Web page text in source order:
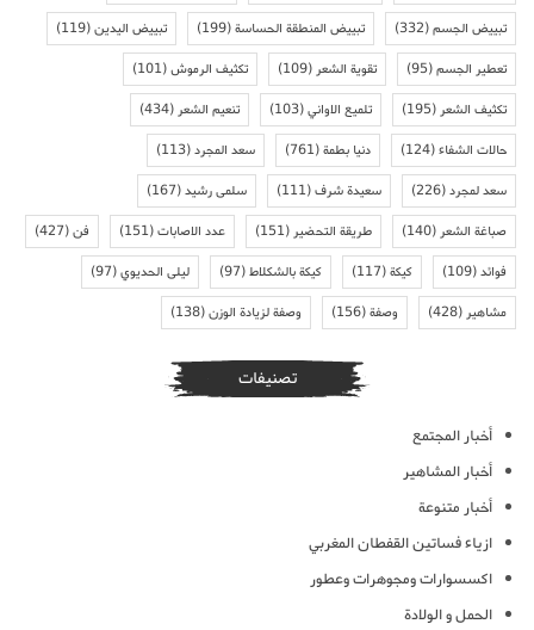
تبييض الجسم(332) تبييض المنطقة الحساسة(199) تبييض اليدين(119)
تعطير الجسم(95) تقوية الشعر(109) تكثيف الرموش(101)
تكثيف الشعر(195) تلميع الاواني(103) تنعيم الشعر(434)
حالات الشفاء(124) دنيا بطمة(761) سعد المجرد(113)
سعد لمجرد(226) سعيدة شرف(111) سلمى رشيد(167)
صباغة الشعر(140) طريقة التحضير(151) عدد الاصابات(151) فن(427)
فوائد(109) كيكة(117) كيكة بالشكلاط(97) ليلى الحديوي(97)
مشاهير(428) وصفة(156) وصفة لزيادة الوزن(138)
تصنيفات
أخبار المجتمع
أخبار المشاهير
أخبار متنوعة
ازياء فساتين القفطان المغربي
اكسسوارات ومجوهرات وعطور
الحمل و الولادة